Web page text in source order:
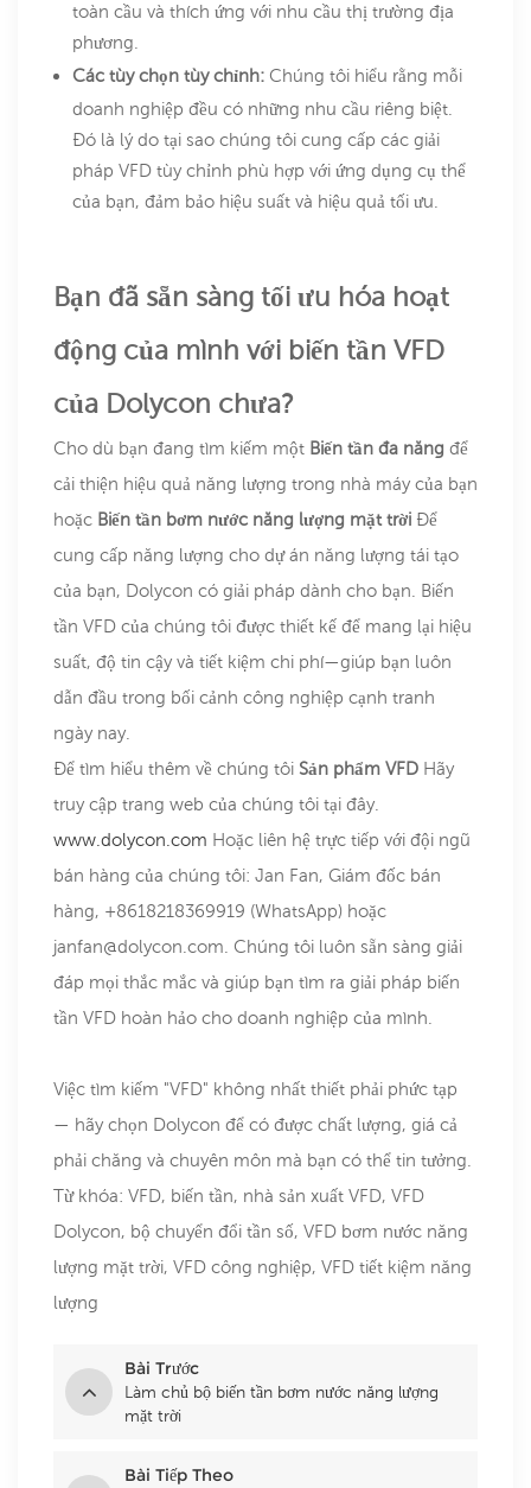
toàn cầu và thích ứng với nhu cầu thị trường địa
phương.
Các tùy chọn tùy chỉnh: Chúng tôi hiểu rằng mỗi
doanh nghiệp đều có những nhu cầu riêng biệt.
Đó là lý do tại sao chúng tôi cung cấp các giải
pháp VFD tùy chỉnh phù hợp với ứng dụng cụ thể
của bạn, đảm bảo hiệu suất và hiệu quả tối ưu.
Bạn đã sẵn sàng tối ưu hóa hoạt
động của mình với biến tần VFD
của Dolycon chưa?
Cho dù bạn đang tìm kiếm một Biến tần đa năng để
cải thiện hiệu quả năng lượng trong nhà máy của bạn
hoặc Biến tần bơm nước năng lượng mặt trời Để
cung cấp năng lượng cho dự án năng lượng tái tạo
của bạn, Dolycon có giải pháp dành cho bạn. Biến
tần VFD của chúng tôi được thiết kế để mang lại hiệu
suất, độ tin cậy và tiết kiệm chi phí—giúp bạn luôn
dẫn đầu trong bối cảnh công nghiệp cạnh tranh
ngày nay.
Để tìm hiểu thêm về chúng tôi Sản phẩm VFD Hãy
truy cập trang web của chúng tôi tại đây.
www.dolycon.com Hoặc liên hệ trực tiếp với đội ngũ
bán hàng của chúng tôi: Jan Fan, Giám đốc bán
hàng, +8618218369919 (WhatsApp) hoặc
janfan@dolycon.com. Chúng tôi luôn sẵn sàng giải
đáp mọi thắc mắc và giúp bạn tìm ra giải pháp biến
tần VFD hoàn hảo cho doanh nghiệp của mình.
Việc tìm kiếm "VFD" không nhất thiết phải phức tạp
— hãy chọn Dolycon để có được chất lượng, giá cả
phải chăng và chuyên môn mà bạn có thể tin tưởng.
Từ khóa: VFD, biến tần, nhà sản xuất VFD, VFD
Dolycon, bộ chuyển đổi tần số, VFD bơm nước năng
lượng mặt trời, VFD công nghiệp, VFD tiết kiệm năng
lượng
Bài Trước
Làm chủ bộ biến tần bơm nước năng lượng
mặt trời
Bài Tiếp Theo